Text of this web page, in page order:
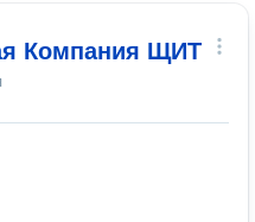
Компания ЩИТ